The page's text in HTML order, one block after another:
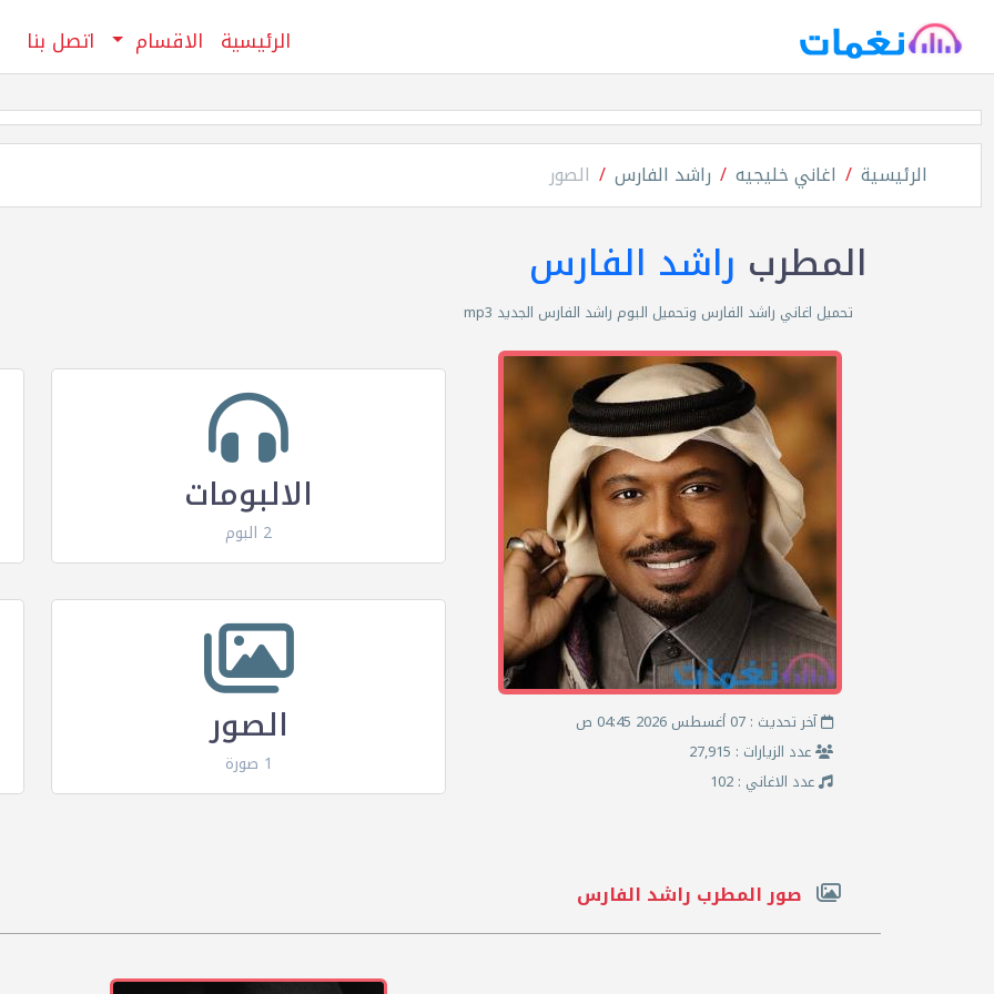
الرئيسية الاقسام اتصل بنا
الرئيسية اغاني خليجيه راشد الفارس الصور
المطرب راشد الفارس
تحميل اغاني راشد الفارس وتحميل البوم راشد الفارس الجديد mp3
آخر تحديث : 07 أغسطس 2026 04:45 ص
عدد الزيارات : 27,915
عدد الاغاني : 102
الالبومات
2 البوم
الصور
1 صورة
صور المطرب راشد الفارس